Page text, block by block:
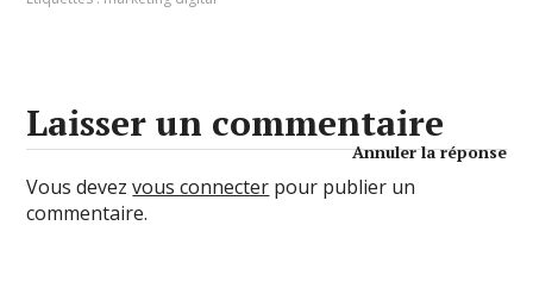
Laisser un commentaire
Annuler la réponse
Vous devezvous connecter pour publier un
commentaire.